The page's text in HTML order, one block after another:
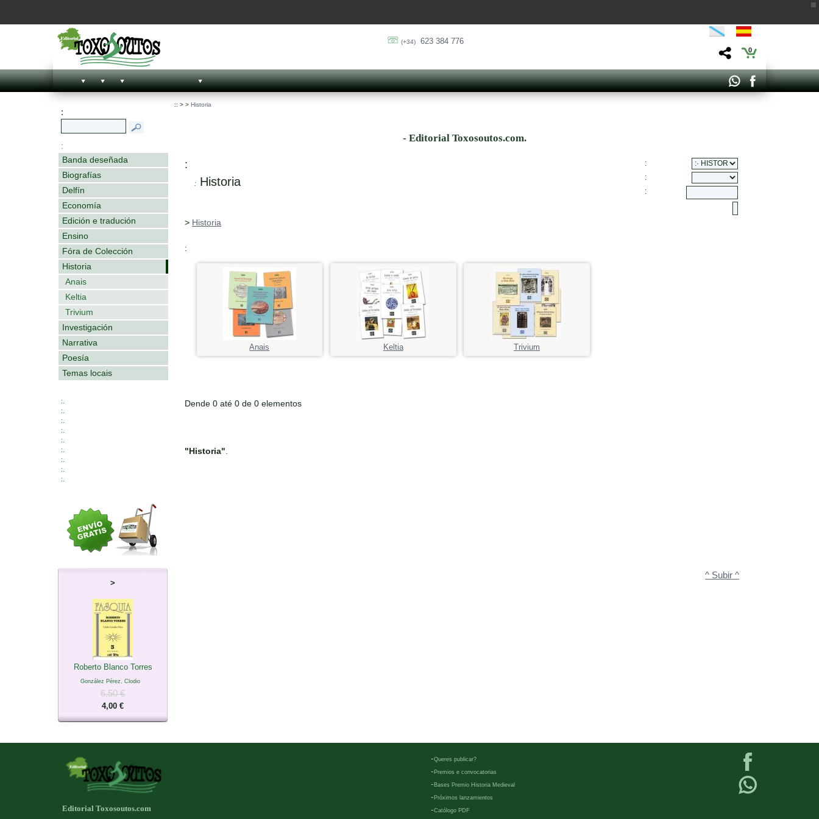
(+34) 623 384 776
0
:
:
Banda deseñada
Biografías
Delfín
Economía
Edición e tradución
Ensino
Fóra de Colección
Historia
Anais
Keltia
Trivium
Investigación
Narrativa
Poesía
Temas locais
:.
:.
:.
:.
:.
:.
:.
:.
:.
>
Roberto Blanco Torres
González Pérez, Clodio
6,50 €
4,00 €
:: > > Historia
- Editorial Toxosoutos.com.
:
: Historia
:
:
:
> Historia
:
Anais Keltia Trivium
Dende 0 até 0 de 0 elementos
"Historia"
^ Subir ^
Editorial Toxosoutos.com
-Queres publicar?
- Premios e convocatorias
- Bases Premio Historia Medieval
- Próximos lanzamientos
-Católogo PDF